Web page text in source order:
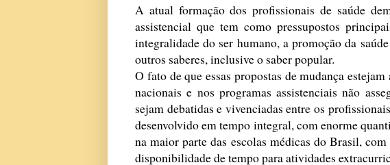
A atual formação dos profissionais de saúde
assistencial que tem como pressupostos
integralidade do ser humano, a promoção da
outros saberes, inclusive o saber popular.
O fato de que essas propostas de mudança
nacionais e nos programas assistenciais não
sejam debatidas e vivenciadas entre os
desenvolvido em tempo integral, com enorme
na maior parte das escolas médicas do Brasil,
disponibilidade de tempo para atividades